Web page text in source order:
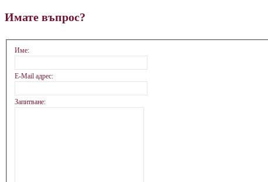
Имате въпрос?
Име:
E-Mail адрес:
Запитване: